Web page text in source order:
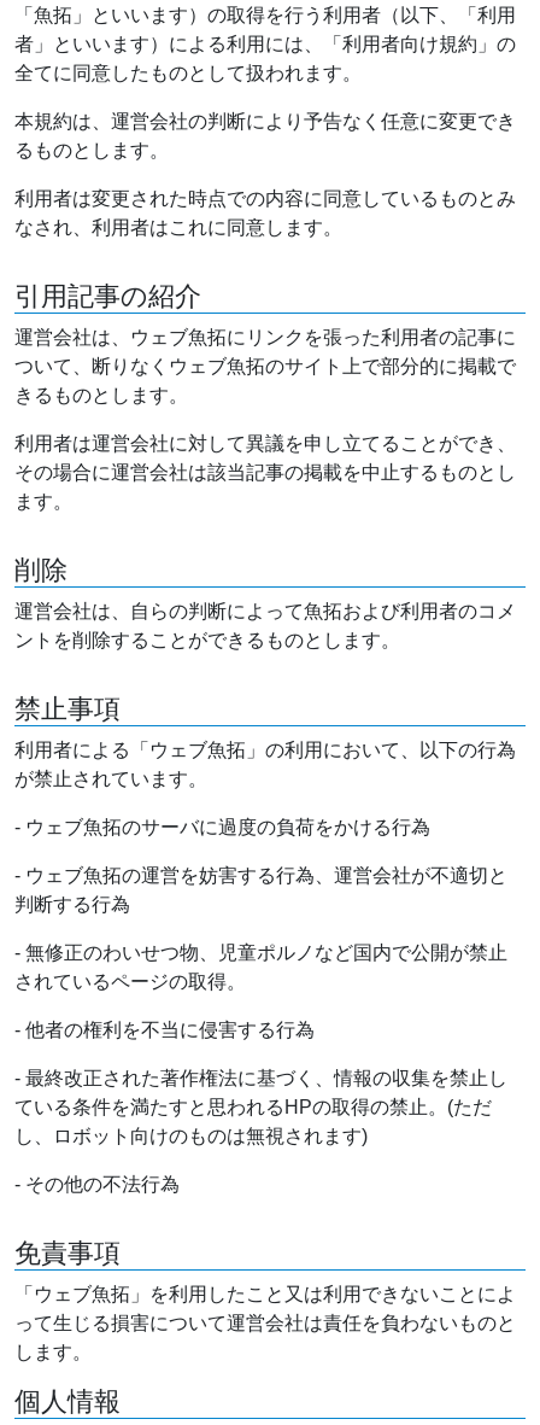
「魚拓」といいます）の取得を行う利用者（以下、「利用
者」といいます）による利用には、「利用者向け規約」の
全てに同意したものとして扱われます。
本規約は、運営会社の判断により予告なく任意に変更でき
るものとします。
利用者は変更された時点での内容に同意しているものとみ
なされ、利用者はこれに同意します。
引用記事の紹介
運営会社は、ウェブ魚拓にリンクを張った利用者の記事に
ついて、断りなくウェブ魚拓のサイト上で部分的に掲載で
きるものとします。
利用者は運営会社に対して異議を申し立てることができ、
その場合に運営会社は該当記事の掲載を中止するものとし
ます。
削除
運営会社は、自らの判断によって魚拓および利用者のコメ
ントを削除することができるものとします。
禁止事項
利用者による「ウェブ魚拓」の利用において、以下の行為
が禁止されています。
- ウェブ魚拓のサーバに過度の負荷をかける行為
- ウェブ魚拓の運営を妨害する行為、運営会社が不適切と
判断する行為
- 無修正のわいせつ物、児童ポルノなど国内で公開が禁止
されているページの取得。
- 他者の権利を不当に侵害する行為
- 最終改正された著作権法に基づく、情報の収集を禁止し
ている条件を満たすと思われるHPの取得の禁止。(ただ
し、ロボット向けのものは無視されます)
- その他の不法行為
免責事項
「ウェブ魚拓」を利用したこと又は利用できないことによ
って生じる損害について運営会社は責任を負わないものと
します。
個人情報